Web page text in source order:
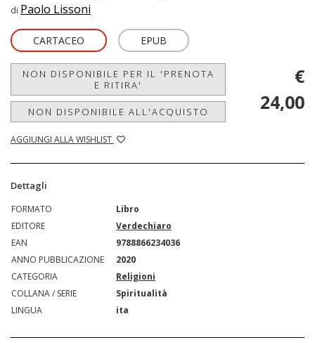
di Paolo Lissoni
CARTACEO EPUB
NON DISPONIBILE PER IL 'PRENOTA
E RITIRA'
NON DISPONIBILE ALL'ACQUISTO
AGGIUNGI ALLA WISHLIST
€
24,00
Dettagli
FORMATO
Libro
EDITORE
Verdechiaro
EAN
9788866234036
ANNO PUBBLICAZIONE
2020
CATEGORIA
Religioni
COLLANA / SERIE
Spiritualità
LINGUA
ita